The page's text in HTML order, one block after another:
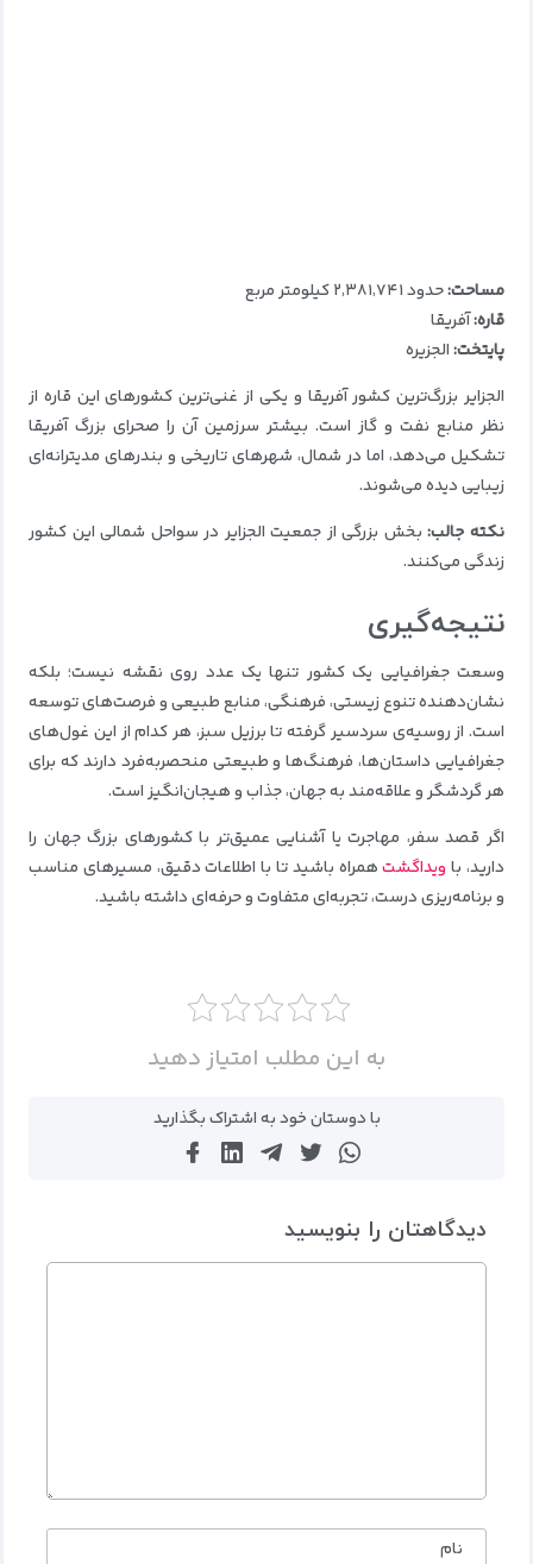
مساحت:حدود ۲٬۳۸۱٬۷۴۱ کیلومتر مربع
قاره:آفریقا
پایتخت:الجزیره
الجزایر بزرگ‌ترین کشور آفریقا و یکی از غنی‌ترین کشورهای این قاره از
نظر منابع نفت و گاز است. بیشتر سرزمین آن را صحرای بزرگ آفریقا
تشکیل می‌دهد، اما در شمال، شهرهای تاریخی و بندرهای مدیترانه‌ای
زیبایی دیده می‌شوند.
نکته جالب:بخش بزرگی از جمعیت الجزایر در سواحل شمالی این کشور
زندگی می‌کنند.
نتیجه‌گیری
وسعت جغرافیایی یک کشور تنها یک عدد روی نقشه نیست؛ بلکه
نشان‌دهنده تنوع زیستی، فرهنگی، منابع طبیعی و فرصت‌های توسعه
است. از روسیه‌ی سردسیر گرفته تا برزیل سبز، هر کدام از این غول‌های
جغرافیایی داستان‌ها، فرهنگ‌ها و طبیعتی منحصربه‌فرد دارند که برای
هر گردشگر و علاقه‌مند به جهان، جذاب و هیجان‌انگیز است.
اگر قصد سفر، مهاجرت یا آشنایی عمیق‌تر با کشورهای بزرگ جهان را
دارید، باویداگشتهمراه باشید تا با اطلاعات دقیق، مسیرهای مناسب
و برنامه‌ریزی درست، تجربه‌ای متفاوت و حرفه‌ای داشته باشید.
به این مطلب امتیاز دهید
با دوستان خود به اشتراک بگذارید
دیدگاهتان را بنویسید
نام